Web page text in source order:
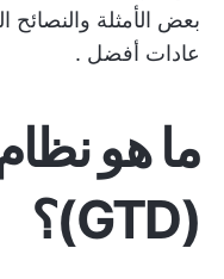
بعض الأمثلة
عادات أفضل .
ما هو
(GTD)؟